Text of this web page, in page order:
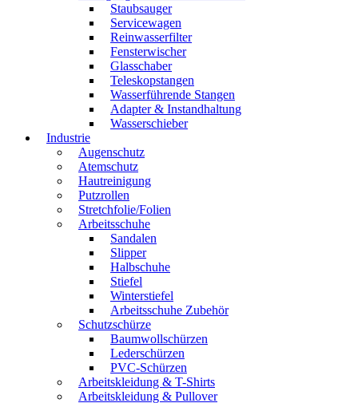
Staubsauger
Servicewagen
Reinwasserfilter
Fensterwischer
Glasschaber
Teleskopstangen
Wasserführende Stangen
Adapter & Instandhaltung
Wasserschieber
Industrie
Augenschutz
Atemschutz
Hautreinigung
Putzrollen
Stretchfolie/Folien
Arbeitsschuhe
Sandalen
Slipper
Halbschuhe
Stiefel
Winterstiefel
Arbeitsschuhe Zubehör
Schutzschürze
Baumwollschürzen
Lederschürzen
PVC-Schürzen
Arbeitskleidung & T-Shirts
Arbeitskleidung & Pullover